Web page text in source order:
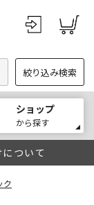
絞り込み検索
ショップ
から探す
ついて
ク